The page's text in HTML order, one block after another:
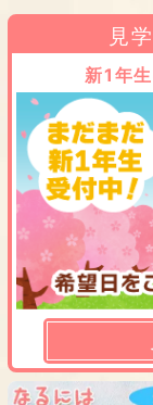
見
新1年